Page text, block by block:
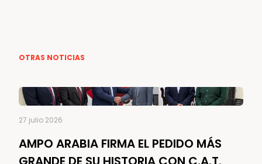
OTRAS NOTICIAS
27 julio 2026
AMPO ARABIA FIRMA EL PEDIDO MÁS